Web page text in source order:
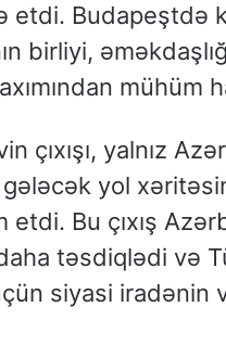
etdi. Budapeştdə
birliyi,
mühüm
çıxışı, yalnız
gələcək yol
Bu çıxış
təsdiqlədi və
siyasi iradənin